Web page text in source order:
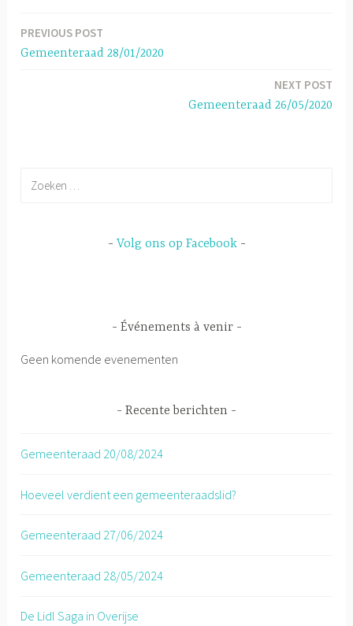
ok
p
Berichtnavigatie
PREVIOUS POST
Gemeenteraad 28/01/2020
NEXT POST
Gemeenteraad 26/05/2020
Volg ons op Facebook
Événements à venir
Geen komende evenementen
Recente berichten
Gemeenteraad 20/08/2024
Hoeveel verdient een gemeenteraadslid?
Gemeenteraad 27/06/2024
Gemeenteraad 28/05/2024
De Lidl Saga in Overijse